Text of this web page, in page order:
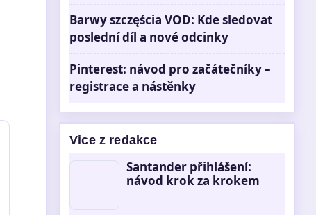
Barwy szczęścia VOD: Kde sledovat
poslední díl a nové odcinky
Pinterest: návod pro začátečníky –
registrace a nástěnky
Vice z redakce
Santander přihlášení:
návod krok za krokem